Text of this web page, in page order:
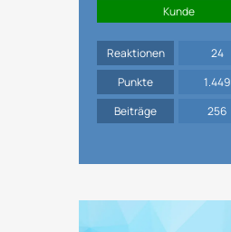
Kunde
Reaktionen
24
Punkte
1.449
Beiträge
256